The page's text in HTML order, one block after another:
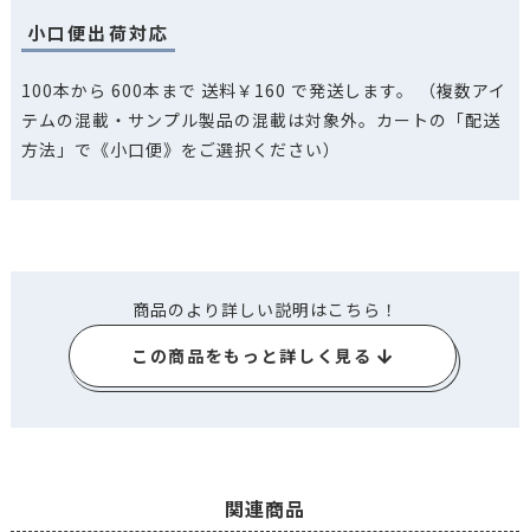
小口便出荷対応
100本から 600本まで 送料￥160 で発送します。
（複数アイ
テムの混載・サンプル製品の混載は対象外。カートの「配送
方法」で《小口便》をご選択ください）
商品のより詳しい説明はこちら！
この商品をもっと詳しく見る
関連商品